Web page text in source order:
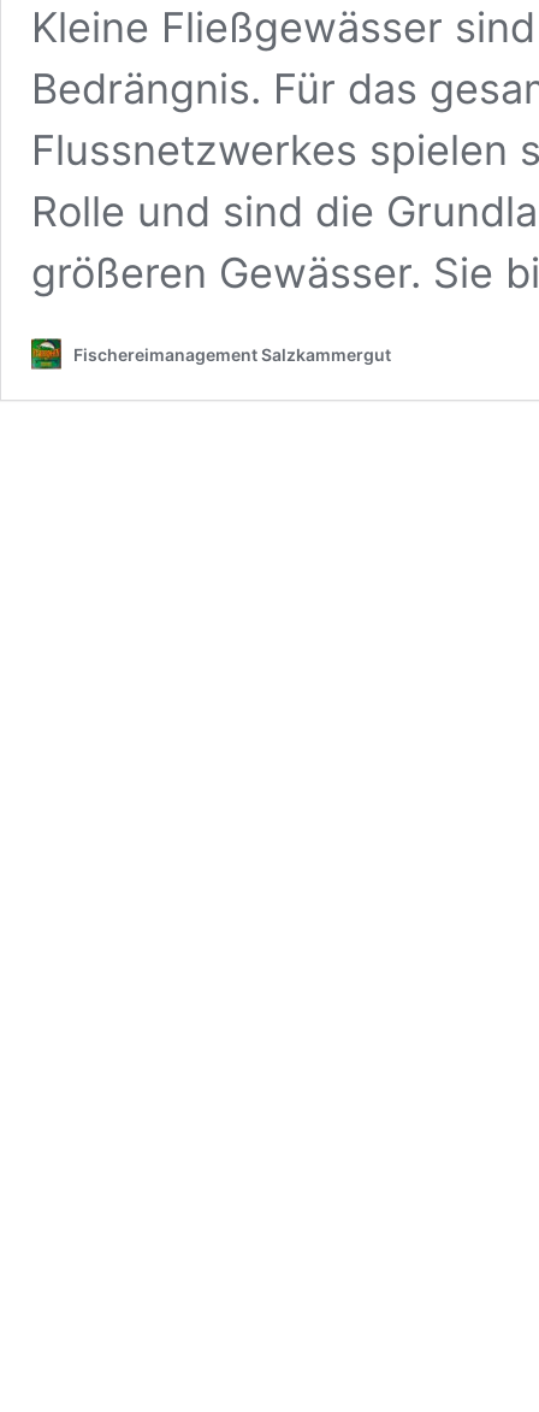
Kleine Fließgewässer
Bedrängnis. Für das
Flussnetzwerkes spielen
Rolle und sind die
größeren Gewässer. Sie
Fischereimanagement Salzkammergut